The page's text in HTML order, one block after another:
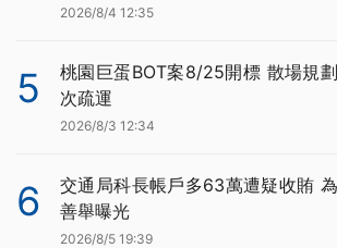
2026/8/4 12:35
5
桃園巨蛋BOT案8/25開標 散場規
次疏運
2026/8/3 12:34
6
交通局科長帳戶多63萬遭疑收賄
善舉曝光
2026/8/5 19:39